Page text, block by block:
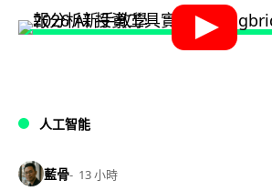
人工智能
藍骨 13 小時